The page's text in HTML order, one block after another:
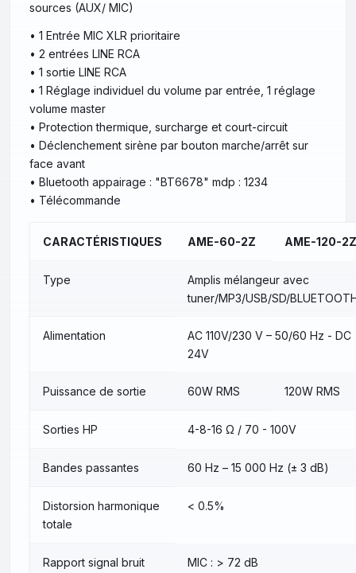
sources (AUX/ MIC)
• 1 Entrée MIC XLR prioritaire
• 2 entrées LINE RCA
• 1 sortie LINE RCA
• 1 Réglage individuel du volume par entrée, 1 réglage
volume master
• Protection thermique, surcharge et court-circuit
• Déclenchement sirène par bouton marche/arrêt sur
face avant
• Bluetooth appairage : "BT6678" mdp : 1234
• Télécommande
CARACTÉRISTIQUES AME-60-2Z AME-120-2Z
Type
Amplis mélangeur avec
tuner/MP3/USB/SD/
Alimentation
AC 110V/230 V – 50/60 Hz - DC
24V
Puissance de sortie 60W RMS 120W RMS
Sorties HP 4-8-16 Ω / 70 - 100V
Bandes passantes 60 Hz – 15 000 Hz (± 3 dB)
Distorsion harmonique
totale
< 0.5%
Rapport signal bruit
MIC : > 72 dB